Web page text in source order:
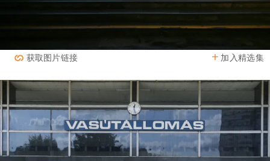
加入精选集
获取图片链接